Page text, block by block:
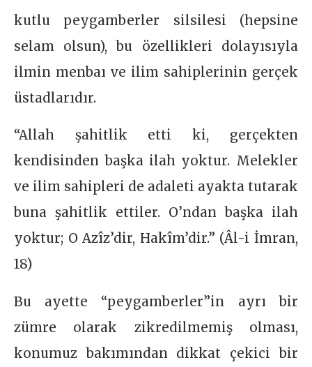
kutlu peygamberler silsilesi (hepsine
selam olsun), bu özellikleri dolayısıyla
ilmin menbaı ve ilim sahiplerinin gerçek
üstadlarıdır.
“Allah şahitlik etti ki, gerçekten
kendisinden başka ilah yoktur. Melekler
ve ilim sahipleri de adaleti ayakta tutarak
buna şahitlik ettiler. O’ndan başka ilah
yoktur; O Azîz’dir, Hakîm’dir.” (Âl-i İmran,
18)
Bu ayette “peygamberler”in ayrı bir
zümre olarak zikredilmemiş olması,
konumuz bakımından dikkat çekici bir